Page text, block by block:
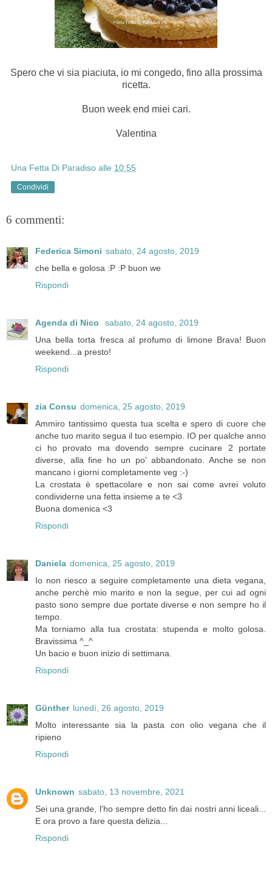
Spero che vi sia piaciuta, io mi congedo, fino alla prossima
ricetta.
Buon week end miei cari.
Valentina
Una Fetta Di Paradiso alle 10:55
Condividi
6 commenti:
Federica Simoni sabato, 24 agosto, 2019
che bella e golosa :P :P buon we
Rispondi
Agenda di Nico
sabato, 24 agosto, 2019
Una bella torta fresca al profumo di limone Brava! Buon
weekend...a presto!
Rispondi
zia Consu domenica, 25 agosto, 2019
Ammiro tantissimo questa tua scelta e spero di cuore che
anche tuo marito segua il tuo esempio. IO per qualche anno
ci ho provato ma dovendo sempre cucinare 2 portate
diverse, alla fine ho un po' abbandonato. Anche se non
mancano i giorni completamente veg :-)
La crostata è spettacolare e non sai come avrei voluto
condividerne una fetta insieme a te <3
Buona domenica <3
Rispondi
Daniela domenica, 25 agosto, 2019
Io non riesco a seguire completamente una dieta vegana,
anche perchè mio marito e non la segue, per cui ad ogni
pasto sono sempre due portate diverse e non sempre ho il
tempo.
Ma torniamo alla tua crostata: stupenda e molto golosa.
Bravissima ^_^
Un bacio e buon inizio di settimana.
Rispondi
Günther lunedì, 26 agosto, 2019
Molto interessante sia la pasta con olio vegana che il
ripieno
Rispondi
Unknown sabato, 13 novembre, 2021
Sei una grande, l'ho sempre detto fin dai nostri anni liceali...
E ora provo a fare questa delizia...
Rispondi